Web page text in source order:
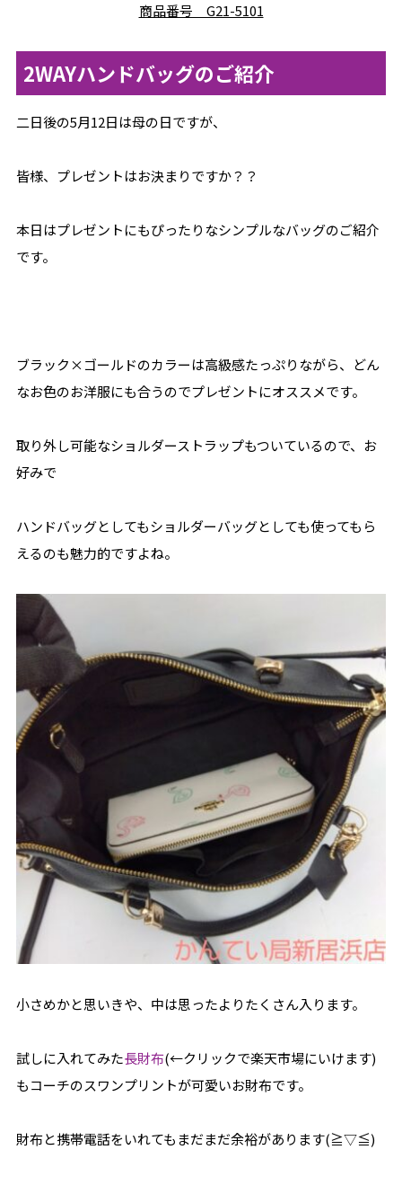
商品番号 G21-5101
2WAYハンドバッグのご紹介
二日後の5月12日は母の日ですが、
皆様、プレゼントはお決まりですか？？
本日はプレゼントにもぴったりなシンプルなバッグのご紹介
です。
ブラック×ゴールドのカラーは高級感たっぷりながら、どん
なお色のお洋服にも合うのでプレゼントにオススメです。
取り外し可能なショルダーストラップもついているので、お
好みで
ハンドバッグとしてもショルダーバッグとしても使ってもら
えるのも魅力的ですよね。
小さめかと思いきや、中は思ったよりたくさん入ります。
試しに入れてみた長財布(←クリックで楽天市場にいけます)
もコーチのスワンプリントが可愛いお財布です。
財布と携帯電話をいれてもまだまだ余裕があります(≧▽≦)